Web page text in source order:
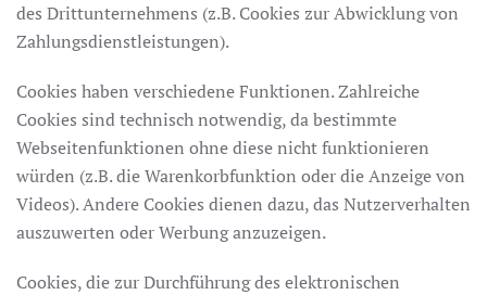
des Drittunternehmens (z.B. Cookies zur Abwicklung von
Zahlungsdienstleistungen).
Cookies haben verschiedene Funktionen. Zahlreiche
Cookies sind technisch notwendig, da bestimmte
Webseitenfunktionen ohne diese nicht funktionieren
würden (z.B. die Warenkorbfunktion oder die Anzeige von
Videos). Andere Cookies dienen dazu, das Nutzerverhalten
auszuwerten oder Werbung anzuzeigen.
Cookies, die zur Durchführung des elektronischen